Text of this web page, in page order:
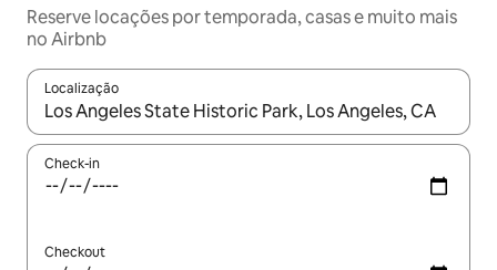
Reserve locações por temporada, casas e muito mais
no Airbnb
Localização
Quando os resultados estiverem disponíveis, explore-os
Check-in
Checkout